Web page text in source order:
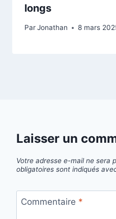
longs
ParJonathan 8 mars
Laisser un
Votre adresse e-mail ne sera
obligatoires sont indiqués
Commentaire *